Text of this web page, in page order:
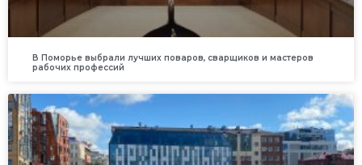
В Поморье выбрали лучших поваров, сварщиков и мастеров
рабочих профессий